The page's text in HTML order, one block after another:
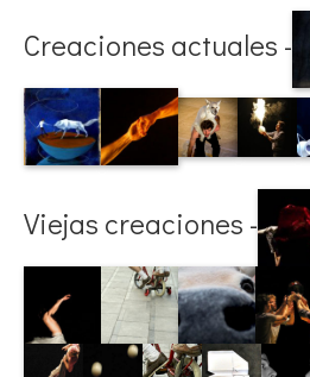
Creaciones actuales -
Viejas creaciones -